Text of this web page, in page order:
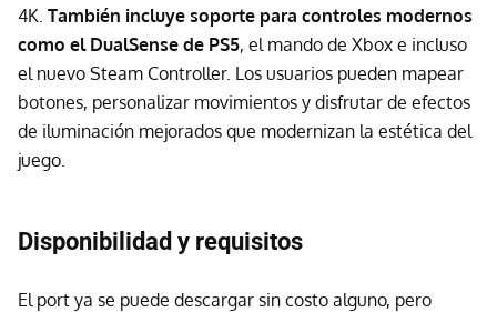
4K. También incluye soporte para controles modernos
como el DualSense de PS5, el mando de Xbox e incluso
el nuevo Steam Controller. Los usuarios pueden mapear
botones, personalizar movimientos y disfrutar de efectos
de iluminación mejorados que modernizan la estética del
juego.
Disponibilidad y requisitos
El port ya se puede descargar sin costo alguno, pero